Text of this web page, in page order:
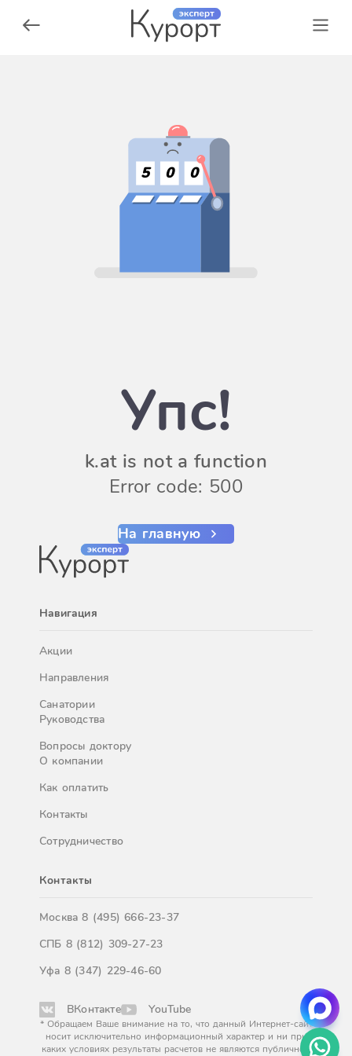
5 0 0
Упс!
k.at is not a function
Error code: 500
На главную
Навигация
Акции
Направления
Санатории
Руководства
Вопросы доктору
О компании
Как оплатить
Контакты
Сотрудничество
Контакты
Москва8 (495) 666-23-37
СПБ 8 (812) 309-27-23
Уфа 8 (347) 229-46-60
ВКонтакте YouTube
* Обращаем Ваше внимание на то, что данный Интернет-сайт
носит исключительно информационный характер и ни при
каких условиях результаты расчетов не являются публичной